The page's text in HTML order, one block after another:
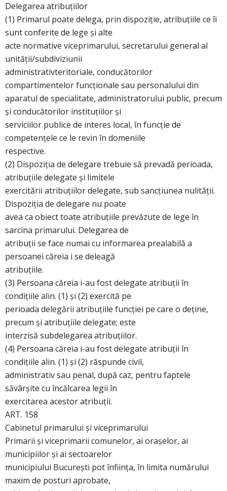
Delegarea atribuţiilor
(1) Primarul poate delega, prin dispoziţie, atribuţiile ce îi
sunt conferite de lege şi alte
acte normative viceprimarului, secretarului general al
unităţii/subdiviziunii
administrativteritoriale, conducătorilor
compartimentelor funcţionale sau personalului din
aparatul de specialitate, administratorului public, precum
şi conducătorilor instituţiilor şi
serviciilor publice de interes local, în funcţie de
competenţele ce le revin în domeniile
respective.
(2) Dispoziţia de delegare trebuie să prevadă perioada,
atribuţiile delegate şi limitele
exercitării atribuţiilor delegate, sub sancţiunea nulităţii.
Dispoziţia de delegare nu poate
avea ca obiect toate atribuţiile prevăzute de lege în
sarcina primarului. Delegarea de
atribuţii se face numai cu informarea prealabilă a
persoanei căreia i se deleagă
atribuţiile.
(3) Persoana căreia i-au fost delegate atribuţii în
condiţiile alin. (1) şi (2) exercită pe
perioada delegării atribuţiile funcţiei pe care o deţine,
precum şi atribuţiile delegate; este
interzisă subdelegarea atribuţiilor.
(4) Persoana căreia i-au fost delegate atribuţii în
condiţiile alin. (1) şi (2) răspunde civil,
administrativ sau penal, după caz, pentru faptele
săvârşite cu încălcarea legii în
exercitarea acestor atribuţii.
ART. 158
Cabinetul primarului şi viceprimarului
Primarii şi viceprimarii comunelor, ai oraşelor, ai
municipiilor şi ai sectoarelor
municipiului Bucureşti pot înfiinţa, în limita numărului
maxim de posturi aprobate,